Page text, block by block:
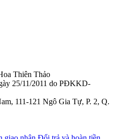
Thiên Thảo
25/11/2011 do PĐKKD-
111-121 Ngô Gia Tự, P. 2, Q.